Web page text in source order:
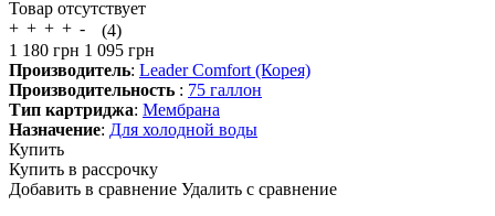
Товар отсутствует
(4)
1 180 грн 1 095 грн
Производитель: Leader Comfort (Корея)
Производительность : 75 галлон
Тип картриджа: Мембрана
Назначение: Для холодной воды
Купить
Купить в рассрочку
Добавить в сравнение Удалить с сравнение